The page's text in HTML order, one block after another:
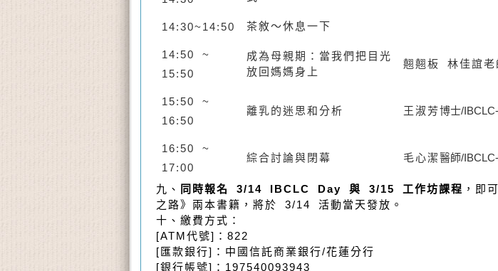
14:30~14:50 茶敘～休息一下
14:50 ~
15:50
成為母親期：當我們把目光
放回媽媽身上
翹翹板 林佳誼老
15:50 ~
16:50
離乳的迷思和分析 王淑芳博士/IBCLC-
16:50 ~
17:00
綜合討論與閉幕 毛心潔醫師/IBCLC-
九、 同時報名 3/14 IBCLC Day 與 3/15 工作坊課程 ，即
之路》兩本書籍，將於 3/14 活動當天發放。
十、繳費方式：
[ATM代號]：822
[匯款銀行]：中國信託商業銀行/花蓮分行
[銀行帳號]：197540093943